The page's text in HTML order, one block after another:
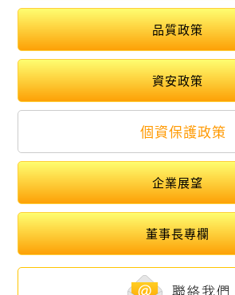
品質政策
資安政策
個資保護政策
企業展望
董事長專欄